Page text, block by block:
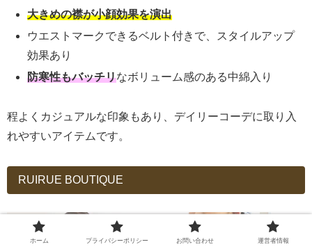
大きめの襟が小顔効果を演出
ウエストマークできるベルト付きで、スタイルアップ
効果あり
防寒性もバッチリなボリューム感のある中綿入り
程よくカジュアルな印象もあり、デイリーコーデに取り入
れやすいアイテムです。
RUIRUE BOUTIQUE
ホーム プライバシーポリシー お問い合わせ 運営者情報